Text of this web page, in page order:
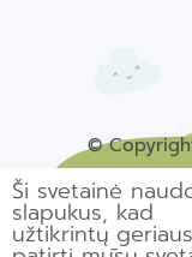
©
Ši svetainė
slapukus, kad
užtikrintų